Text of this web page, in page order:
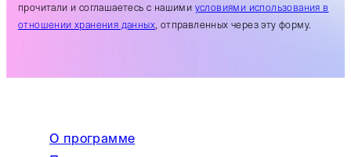
прочитали и соглашаетесь с нашими условиями использования в
отношении хранения данных, отправленных через эту форму.
О программе